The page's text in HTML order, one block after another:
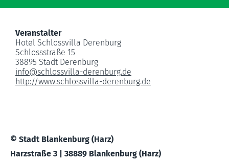
Veranstalter
Hotel Schlossvilla Derenburg
Schlossstraße 15
38895 Stadt Derenburg
info@schlossvilla-derenburg.de
http://www.schlossvilla-derenburg.de
© Stadt Blankenburg (Harz)
Harzstraße 3 | 38889 Blankenburg (Harz)